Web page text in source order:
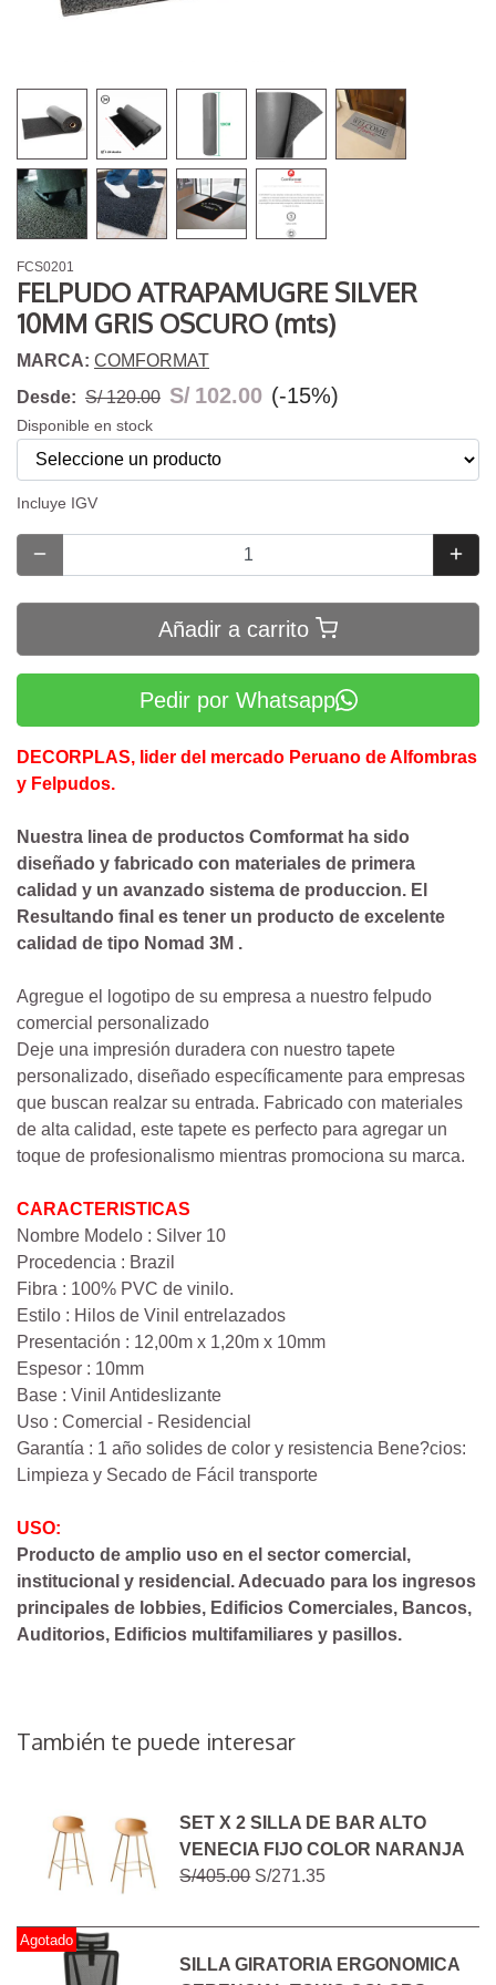
FCS0201
FELPUDO ATRAPAMUGRE SILVER
10MM GRIS OSCURO (mts)
MARCA: COMFORMAT
Desde: S/ 120.00 S/ 102.00 (-15%)
Disponible en stock
Incluye IGV
Añadir a carrito
Pedir por Whatsapp
DECORPLAS, lider del mercado Peruano de Alfombras
y Felpudos.
Nuestra linea de productos Comformat ha sido
diseñado y fabricado con materiales de primera
calidad y un avanzado sistema de produccion. El
Resultando final es tener un producto de excelente
calidad de tipo Nomad 3M .
Agregue el logotipo de su empresa a nuestro felpudo
comercial personalizado
Deje una impresión duradera con nuestro tapete
personalizado, diseñado específicamente para empresas
que buscan realzar su entrada. Fabricado con materiales
de alta calidad, este tapete es perfecto para agregar un
toque de profesionalismo mientras promociona su marca.
CARACTERISTICAS
Nombre Modelo : Silver 10
Procedencia : Brazil
Fibra : 100% PVC de vinilo.
Estilo : Hilos de Vinil entrelazados
Presentación : 12,00m x 1,20m x 10mm
Espesor : 10mm
Base : Vinil Antideslizante
Uso : Comercial - Residencial
Garantía : 1 año solides de color y resistencia Bene?cios:
Limpieza y Secado de Fácil transporte
USO:
Producto de amplio uso en el sector comercial,
institucional y residencial. Adecuado para los ingresos
principales de lobbies, Edificios Comerciales, Bancos,
Auditorios, Edificios multifamiliares y pasillos.
También te puede interesar
SET X 2 SILLA DE BAR ALTO
VENECIA FIJO COLOR NARANJA
S/405.00S/271.35
Agotado
SILLA GIRATORIA ERGONOMICA